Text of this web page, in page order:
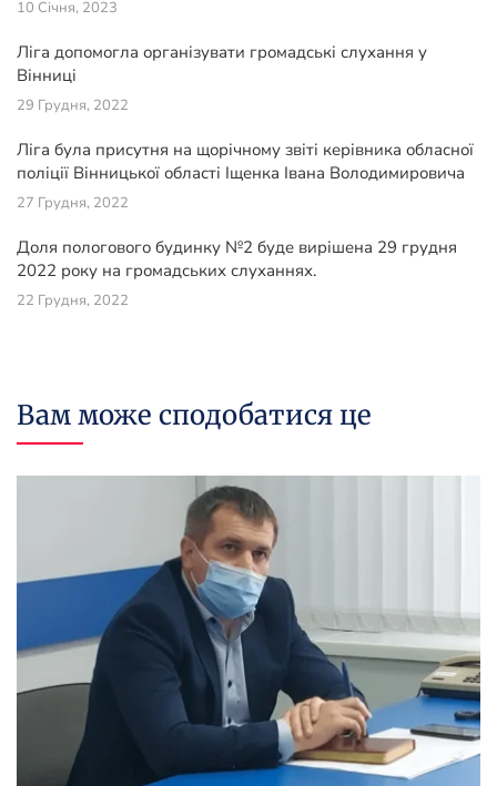
10 Січня, 2023
Ліга допомогла організувати громадські слухання у
Вінниці
29 Грудня, 2022
Ліга була присутня на щорічному звіті керівника обласної
поліції Вінницької області Іщенка Івана Володимировича
27 Грудня, 2022
Доля пологового будинку №2 буде вирішена 29 грудня
2022 року на громадських слуханнях.
22 Грудня, 2022
Вам може сподобатися це